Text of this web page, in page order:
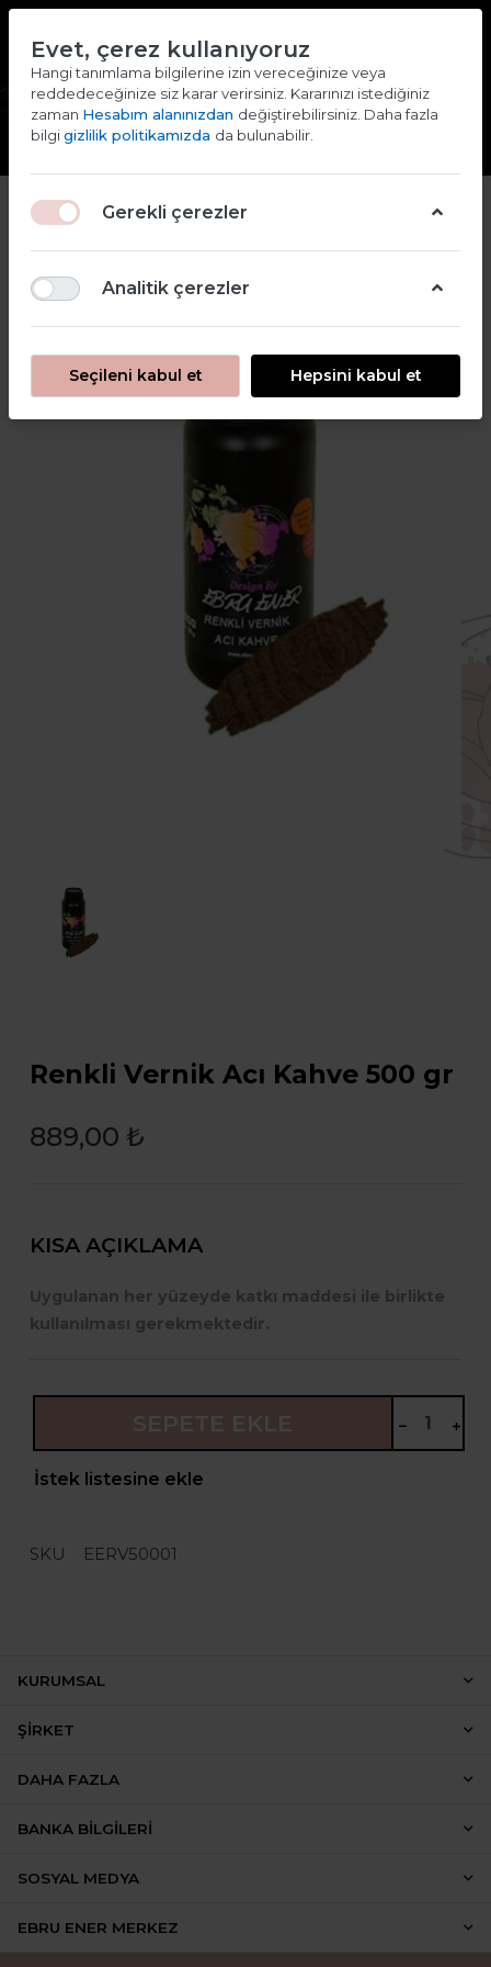
Giriş yap Kaydol
Renkli Vernik Acı Kahve 500 gr
889,00 ₺
KISA AÇIKLAMA
Uygulanan her yüzeyde katkı maddesi ile birlikte
kullanılması gerekmektedir.
İstek listesine ekle
SKU EERV50001
KURUMSAL
ŞIRKET
DAHA FAZLA
BANKA BILGILERI
SOSYAL MEDYA
EBRU ENER MERKEZ
Evet, çerez kullanıyoruz
Hangi tanımlama bilgilerine izin vereceğinize veya
reddedeceğinize siz karar verirsiniz. Kararınızı istediğiniz
zaman Hesabım alanınızdan değiştirebilirsiniz. Daha fazla
bilgigizlilik politikamızda da bulunabilir.
Gerekli çerezler
Analitik çerezler
Seçileni kabul et Hepsini kabul et